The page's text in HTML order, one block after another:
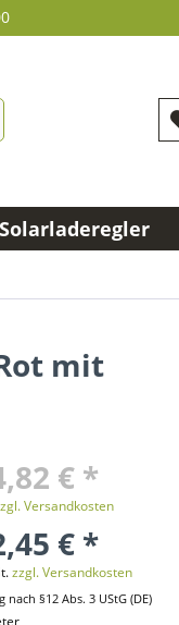
Solarladeregler
mit
€ *
Versandkosten
€ *
zzgl. Versandkosten
nach §12 Abs. 3 UStG (DE)